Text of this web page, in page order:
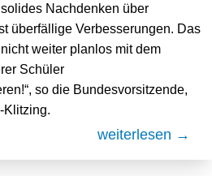
Nachdenken über
überfällige Verbesserungen. Das
weiter planlos mit dem
Schüler
so die Bundesvorsitzende,
Klitzing.
weiterlesen →